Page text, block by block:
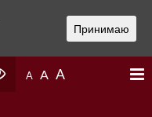
A A A
Принимаю